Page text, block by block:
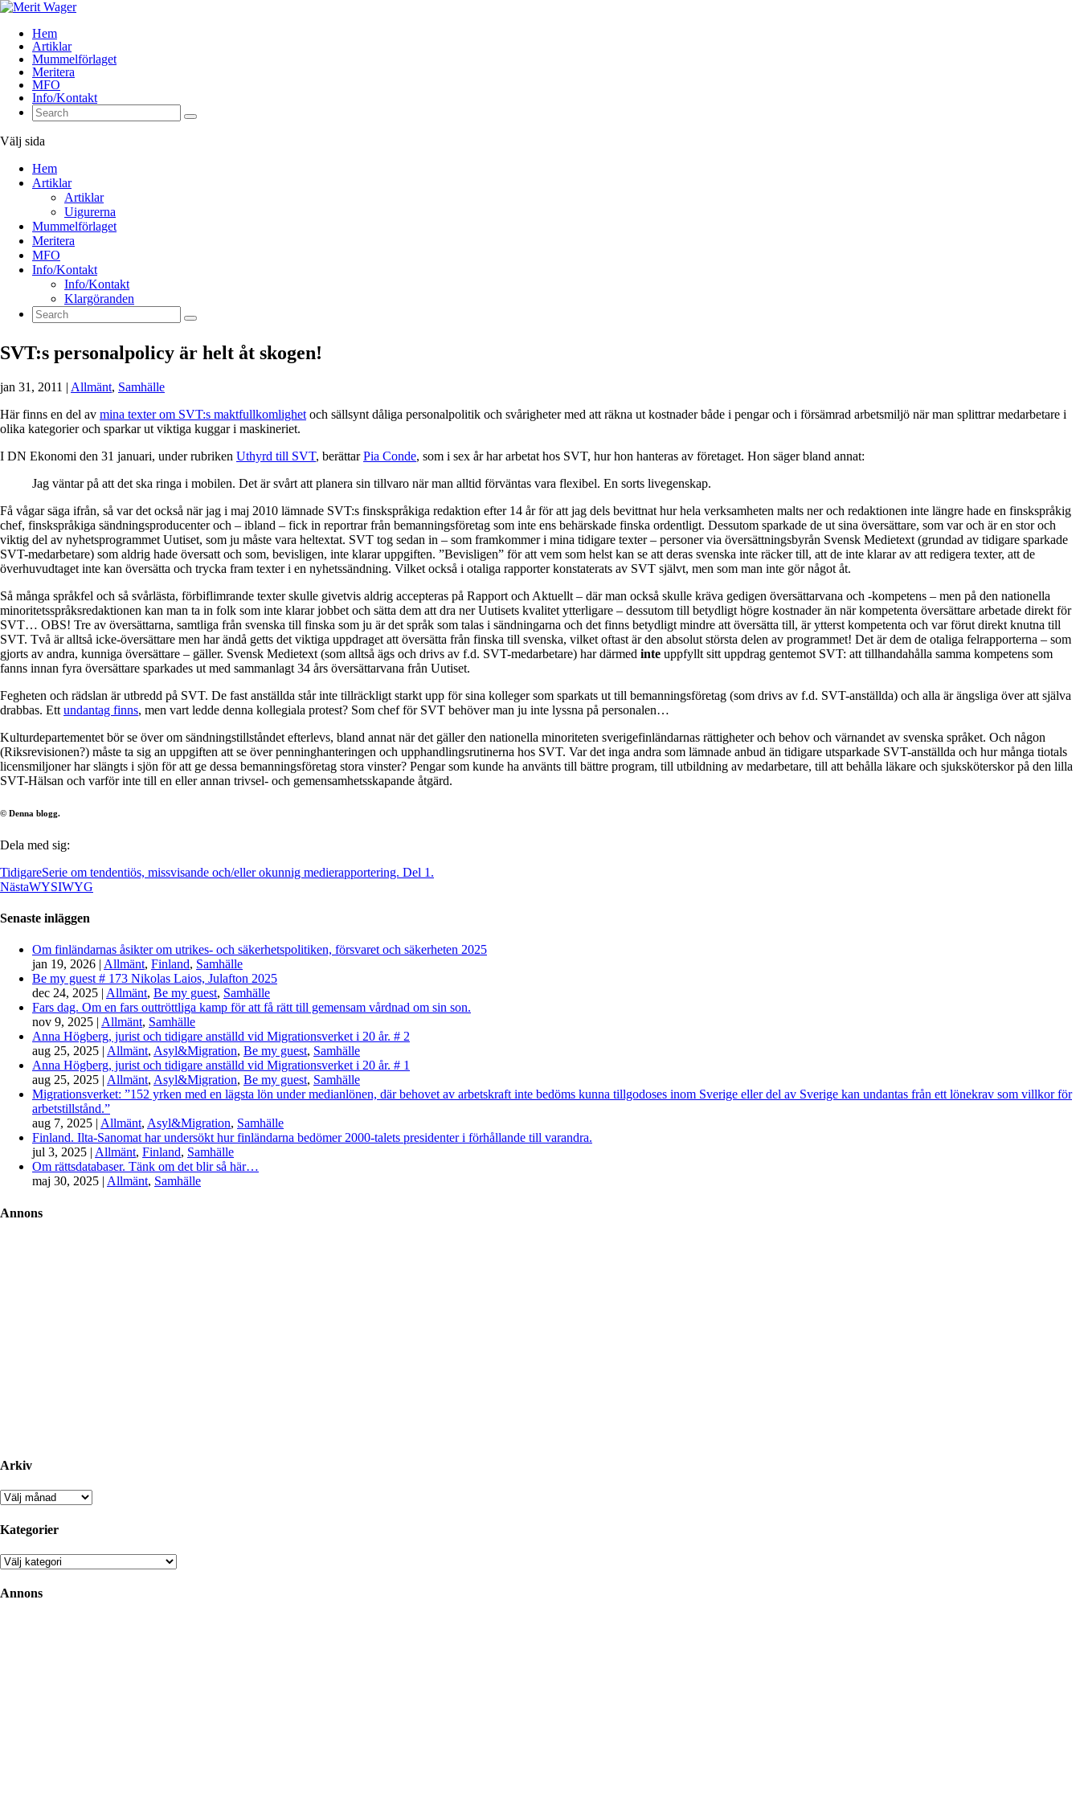
Hem
Artiklar
Mummelförlaget
Meritera
MFO
Info/Kontakt
Välj sida
Hem
Artiklar
Artiklar
Uigurerna
Mummelförlaget
Meritera
MFO
Info/Kontakt
Info/Kontakt
Klargöranden
SVT:s personalpolicy är helt åt skogen!
jan 31, 2011 | Allmänt, Samhälle
Här finns en del av mina texter om SVT:s maktfullkomlighet och sällsynt dåliga personalpolitik och svårigheter med att räkna ut kostnader både i pengar och i försämrad arbetsmiljö när man splittrar medarbetare i
olika kategorier och sparkar ut viktiga kuggar i maskineriet.
I DN Ekonomi den 31 januari, under rubriken Uthyrd till SVT, berättarPia Conde, som i sex år har arbetat hos SVT, hur hon hanteras av företaget. Hon säger bland annat:
Jag väntar på att det ska ringa i mobilen. Det är svårt att planera sin tillvaro när man alltid förväntas vara flexibel. En sorts livegenskap.
Få vågar säga ifrån, så var det också när jag i maj 2010 lämnade SVT:s finskspråkiga redaktion efter 14 år för att jag dels bevittnat hur hela verksamheten malts ner och redaktionen inte längre hade en finskspråkig
chef, finskspråkiga sändningsproducenter och – ibland – fick in reportrar från bemanningsföretag som inte ens behärskade finska ordentligt. Dessutom sparkade de ut sina översättare, som var och är en stor och
viktig del av nyhetsprogrammet Uutiset, som ju måste vara heltextat. SVT tog sedan in – som framkommer i mina tidigare texter – personer via översättningsbyrån Svensk Medietext (grundad av tidigare sparkade
SVT-medarbetare) som aldrig hade översatt och som, bevisligen, inte klarar uppgiften. ”Bevisligen” för att vem som helst kan se att deras svenska inte räcker till, att de inte klarar av att redigera texter, att de
överhuvudtaget inte kan översätta och trycka fram texter i en nyhetssändning. Vilket också i otaliga rapporter konstaterats av SVT självt, men som man inte gör något åt.
Så många språkfel och så svårlästa, förbiflimrande texter skulle givetvis aldrig accepteras på Rapport och Aktuellt – där man också skulle kräva gedigen översättarvana och -kompetens – men på den nationella
minoritetsspråksredaktionen kan man ta in folk som inte klarar jobbet och sätta dem att dra ner Uutisets kvalitet ytterligare – dessutom till betydligt högre kostnader än när kompetenta översättare arbetade direkt för
SVT… OBS! Tre av översättarna, samtliga från svenska till finska som ju är det språk som talas i sändningarna och det finns betydligt mindre att översätta till, är ytterst kompetenta och var förut direkt knutna till
SVT. Två är alltså icke-översättare men har ändå getts det viktiga uppdraget att översätta från finska till svenska, vilket oftast är den absolut största delen av programmet! Det är dem de otaliga felrapporterna – som
gjorts av andra, kunniga översättare – gäller. Svensk Medietext (som alltså ägs och drivs av f.d. SVT-medarbetare) har därmed inte uppfyllt sitt uppdrag gentemot SVT: att tillhandahålla samma kompetens som
fanns innan fyra översättare sparkades ut med sammanlagt 34 års översättarvana från Uutiset.
Fegheten och rädslan är utbredd på SVT. De fast anställda står inte tillräckligt starkt upp för sina kolleger som sparkats ut till bemanningsföretag (som drivs av f.d. SVT-anställda) och alla är ängsliga över att själva
drabbas. Ett undantag finns, men vart ledde denna kollegiala protest? Som chef för SVT behöver man ju inte lyssna på personalen…
Kulturdepartementet bör se över om sändningstillståndet efterlevs, bland annat när det gäller den nationella minoriteten sverigefinländarnas rättigheter och behov och värnandet av svenska språket. Och någon
(Riksrevisionen?) måste ta sig an uppgiften att se över penninghanteringen och upphandlingsrutinerna hos SVT. Var det inga andra som lämnade anbud än tidigare utsparkade SVT-anställda och hur många tiotals
licensmiljoner har slängts i sjön för att ge dessa bemanningsföretag stora vinster? Pengar som kunde ha använts till bättre program, till utbildning av medarbetare, till att behålla läkare och sjuksköterskor på den lilla
SVT-Hälsan och varför inte till en eller annan trivsel- och gemensamhetsskapande åtgärd.
© Denna blogg.
Dela med sig:
TidigareSerie om tendentiös, missvisande och/eller okunnig medierapportering. Del 1.
NästaWYSIWYG
Senaste inläggen
Om finländarnas åsikter om utrikes- och säkerhetspolitiken, försvaret och säkerheten 2025
jan 19, 2026 | Allmänt, Finland, Samhälle
Be my guest # 173 Nikolas Laios, Julafton 2025
dec 24, 2025 | Allmänt, Be my guest, Samhälle
Fars dag. Om en fars outtröttliga kamp för att få rätt till gemensam vårdnad om sin son.
nov 9, 2025 | Allmänt, Samhälle
Anna Högberg, jurist och tidigare anställd vid Migrationsverket i 20 år. # 2
aug 25, 2025 | Allmänt, Asyl&Migration, Be my guest, Samhälle
Anna Högberg, jurist och tidigare anställd vid Migrationsverket i 20 år. # 1
aug 25, 2025 | Allmänt, Asyl&Migration, Be my guest, Samhälle
Migrationsverket: ”152 yrken med en lägsta lön under medianlönen, där behovet av arbetskraft inte bedöms kunna tillgodoses inom Sverige eller del av Sverige kan undantas från ett lönekrav som villkor för
arbetstillstånd.”
aug 7, 2025 | Allmänt, Asyl&Migration, Samhälle
Finland. Ilta-Sanomat har undersökt hur finländarna bedömer 2000-talets presidenter i förhållande till varandra.
jul 3, 2025 | Allmänt, Finland, Samhälle
Om rättsdatabaser. Tänk om det blir så här…
maj 30, 2025 | Allmänt, Samhälle
Annons
Arkiv
Arkiv
Kategorier
Kategorier
Annons